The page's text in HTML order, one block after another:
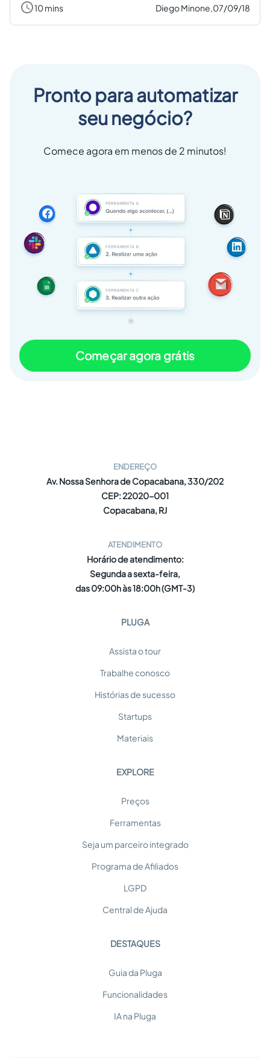
10 mins Diego Minone,07/09/18
Pronto para automatizar
seu negócio?
Comece agora em menos de 2 minutos!
Começar agora grátis
ENDEREÇO
Av. Nossa Senhora de Copacabana, 330/202
CEP: 22020-001
Copacabana, RJ
ATENDIMENTO
Horário de atendimento:
Segunda a sexta-feira,
das 09:00h às 18:00h (GMT-3)
PLUGA
Assista o tour
Trabalhe conosco
Histórias de sucesso
Startups
Materiais
EXPLORE
Preços
Ferramentas
Seja um parceiro integrado
Programa de Afiliados
LGPD
Central de Ajuda
DESTAQUES
Guia da Pluga
Funcionalidades
IA na Pluga